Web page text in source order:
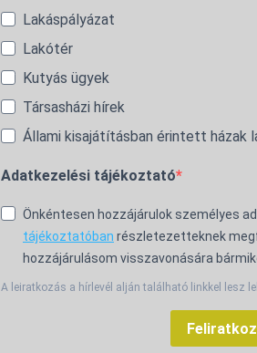
Lakáspályázat
Lakótér
Kutyás ügyek
Társasházi hírek
Állami kisajátításban érintett házak
Adatkezelési tájékoztató
Önkéntesen hozzájárulok személyes
tájékoztatóban részletezetteknek
hozzájárulásom visszavonására
A leiratkozás a hírlevél alján található linkkel lesz